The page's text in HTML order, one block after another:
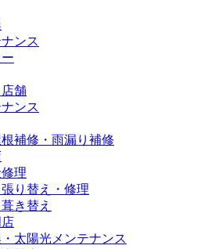
ンス
舗
ンス
補修・雨漏り補修
理
り替え・修理
き替え
太陽光メンテナンス